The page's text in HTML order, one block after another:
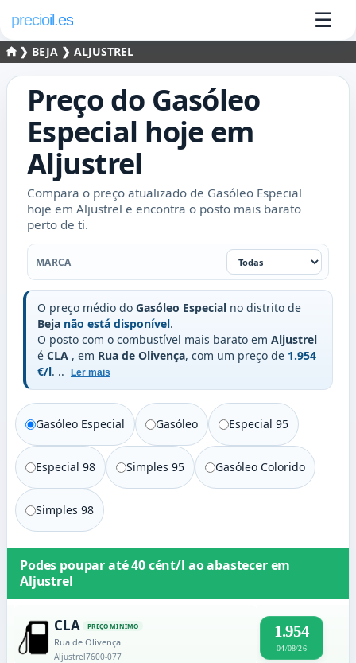
precioil.es ☰
❯ BEJA ❯ ALJUSTREL
Preço do Gasóleo
Especial hoje em
Aljustrel
Compara o preço atualizado de Gasóleo Especial
hoje em Aljustrel e encontra o posto mais barato
perto de ti.
Marca
MARCA
O preço médio do Gasóleo Especial no distrito de
Beja não está disponível.
O posto com o combustível mais barato em Aljustrel
é CLA , em Rua de Olivença, com um preço de 1.954
€/l. .. Ler mais
Gasóleo Especial Gasóleo Especial 95
Especial 98 Simples 95 Gasóleo Colorido
Simples 98
Podes poupar até40 cént/l ao abastecer em
Aljustrel
CLA PREÇO MINIMO
Rua de Olivença
Aljustrel7600-077
1.954
04/08/26